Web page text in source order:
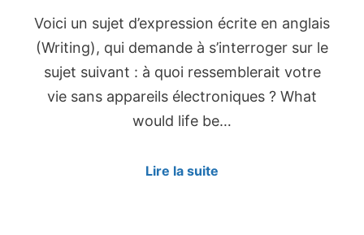
Voici un sujet d’expression écrite en anglais
(Writing), qui demande à s’interroger sur le
sujet suivant : à quoi ressemblerait votre
vie sans appareils électroniques ? What
would life be…
Lire la suite